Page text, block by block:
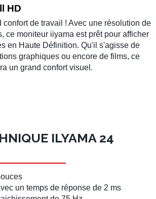
HD
confort de travail ! Avec une résolution de
ce moniteur iiyama est prêt pour afficher
en Haute Définition. Qu'il s'agisse de
graphiques ou encore de films, ce
un grand confort visuel.
ILYAMA 24
un temps de réponse de 2 ms